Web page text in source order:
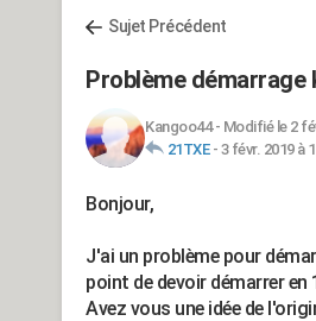
Sujet Précédent
Problème démarrage
Kangoo44- Modifié le 2
21TXE- 3 févr. 2019 à
Bonjour,
J'ai un problème pour
point de devoir démarrer en
Avez vous une idée de